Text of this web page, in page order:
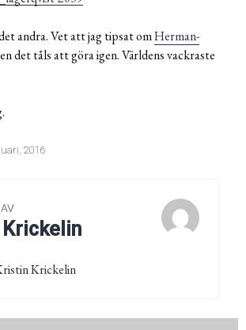
andra. Vet att jag tipsat omHerman-
det tåls att göra igen. Världens vackraste
2016
Krickelin